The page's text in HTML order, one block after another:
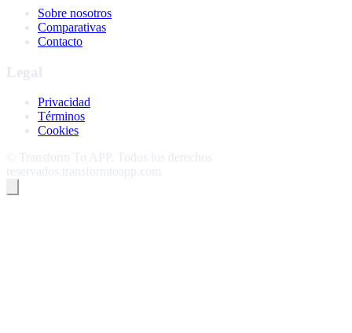
Sobre nosotros
Comparativas
Contacto
Legal
Privacidad
Términos
Cookies
©
Transform To APP .
Todos los derechos
reservados.
transformtoapp.com